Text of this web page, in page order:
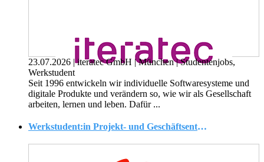
23.07.2026 | iteratec GmbH | München| Studentenjobs,
Werkstudent
Seit 1996 entwickeln wir individuelle Softwaresysteme und
digitale Produkte und verändern so, wie wir als Gesellschaft
arbeiten, lernen und leben. Dafür ...
Werkstudent:in Projekt- und Geschäftsentwicklung Photovoltaik (w/m/d)